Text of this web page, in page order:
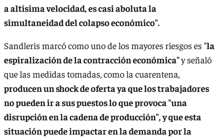
a altísima velocidad, es casi aboluta la
simultaneidad del colapso económico".
Sandleris marcó como uno de los mayores riesgos es "la
espiralización de la contracción económica"y señaló
que las medidas tomadas, como la cuarentena,
producen un shock de oferta ya que los trabajadores
no pueden ir a sus puestos lo que provoca "una
disrupción en la cadena de producción", y que esta
situación puede impactar en la demanda por la